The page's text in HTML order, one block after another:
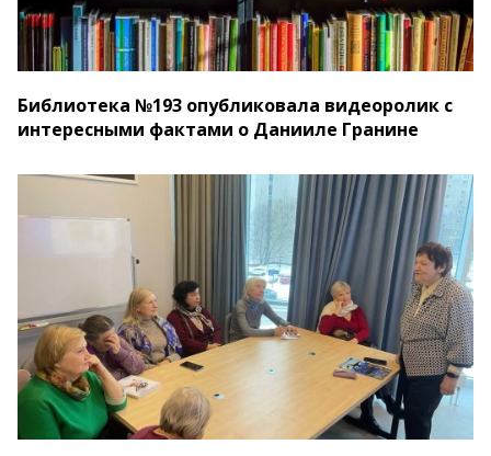
Библиотека №193 опубликовала видеоролик с
интересными фактами о Данииле Гранине